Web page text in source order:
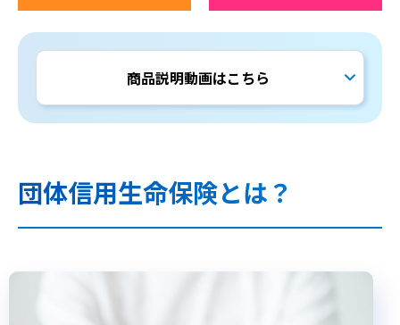
商品説明動画はこちら
団体信用生命保険とは？